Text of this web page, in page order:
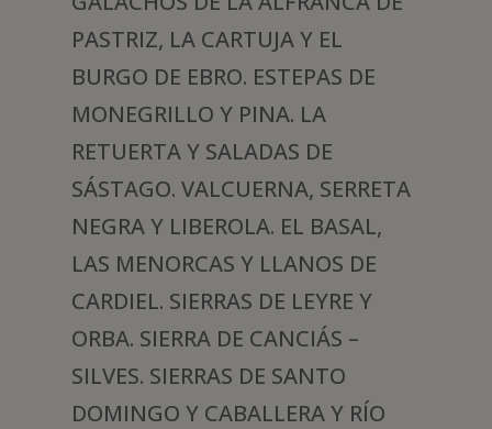
PASTRIZ, LA CARTUJA Y EL
BURGO DE EBRO. ESTEPAS DE
MONEGRILLO Y PINA. LA
RETUERTA Y SALADAS DE
SÁSTAGO. VALCUERNA, SERRETA
NEGRA Y LIBEROLA. EL BASAL,
LAS MENORCAS Y LLANOS DE
CARDIEL. SIERRAS DE LEYRE Y
ORBA. SIERRA DE CANCIÁS –
SILVES. SIERRAS DE SANTO
DOMINGO Y CABALLERA Y RÍO